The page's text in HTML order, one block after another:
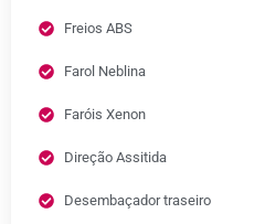
Freios ABS
Farol Neblina
Faróis Xenon
Direção Assitida
Desembaçador traseiro